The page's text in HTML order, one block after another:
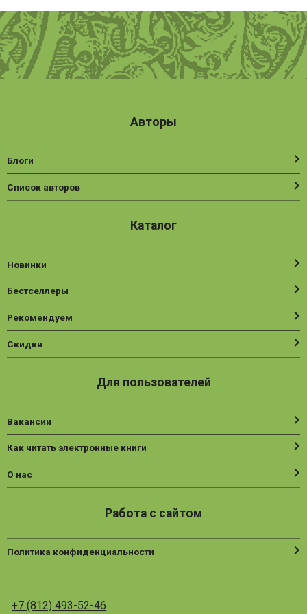
Авторы
Блоги
Список авторов
Каталог
Новинки
Бестселлеры
Рекомендуем
Скидки
Для пользователей
Вакансии
Как читать электронные книги
О нас
Работа с сайтом
Политика конфиденциальности
+7 (812) 493-52-46